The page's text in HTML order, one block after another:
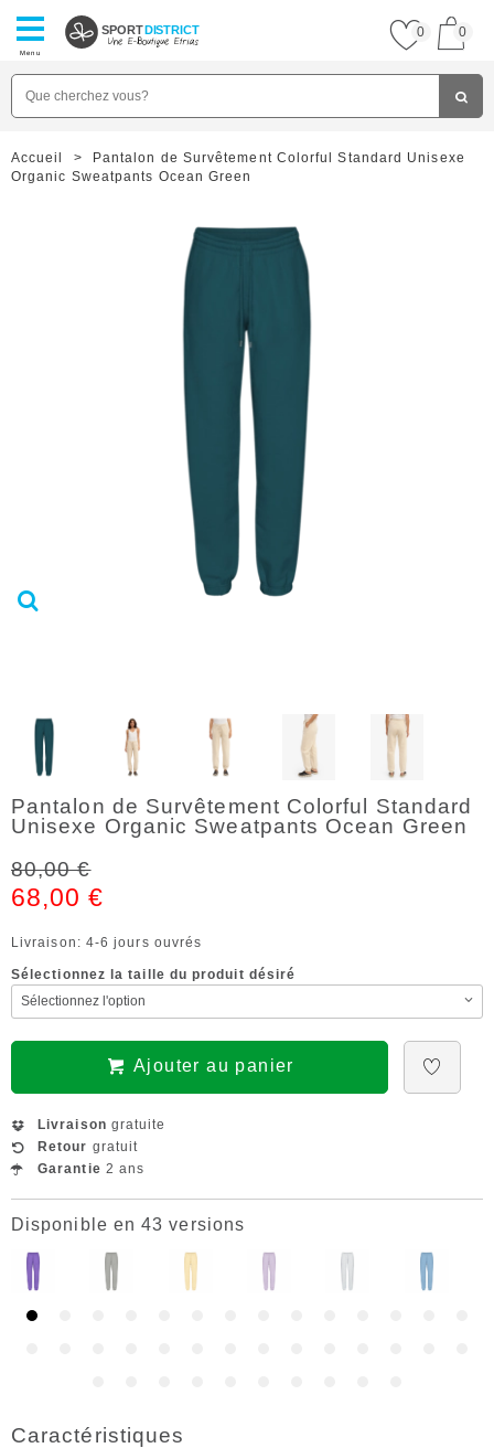
Menu
SPORTDISTRICT 0 0
Accueil >
Pantalon de Survêtement Colorful Standard Unisexe
Organic Sweatpants Ocean Green
Pantalon de Survêtement Colorful Standard
Unisexe Organic Sweatpants Ocean Green
80,00 €
68,00 €
Livraison: 4-6 jours ouvrés
Sélectionnez la taille du produit désiré
Ajouter au panier
Livraison gratuite
Retour gratuit
Garantie 2 ans
Disponible en 43 versions
Caractéristiques